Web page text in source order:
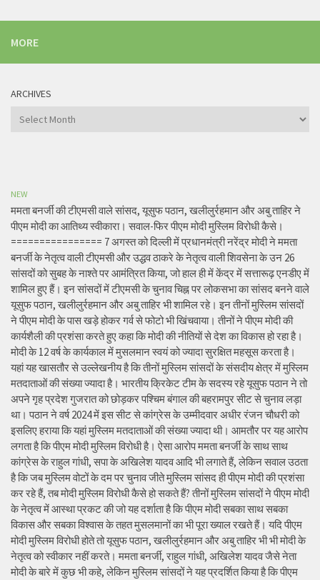
MORE
ARCHIVES
Archives
NEW
ममता बनर्जी की टीएमसी वाले सांसद, यूसुफ पठान, खलीलुर्रहमान और अबु ताहिर ने
पीएम मोदी का आतिथ्य स्वीकारा। सवाल-फिर पीएम मोदी मुस्लिम विरोधी कैसे।
================ 7 अगस्त को दिल्ली में प्रधानमंत्री नरेंद्र मोदी ने ममता
बनर्जी के नेतृत्व वाली टीएमसी और उद्धव ठाकरे के नेतृत्व वाली शिवसेना के उन 26
सांसदों को सुबह के नाश्ते पर आमंत्रित किया, जो हाल ही में केंद्र में सत्तारूढ़ एनडीए में
शामिल हुए हैं। इन सांसदों में टीएमसी के चुनाव चिह्न पर लोकसभा का सांसद बनने वाले
यूसुफ पठान, खलीलुर्रहमान और अबु ताहिर भी शामिल रहे। इन तीनों मुस्लिम सांसदों
ने पीएम मोदी के पास खड़े होकर गर्व से फोटो भी खिंचवाया। तीनों ने पीएम मोदी की
कार्यशैली की प्रशंसा करते हुए कहा कि मोदी की नीतियों से देश का विकास हो रहा है।
मोदी के 12 वर्ष के कार्यकाल में मुसलमान स्वयं को ज्यादा सुरक्षित महसूस करता है।
यहां यह खासतौर से उल्लेखनीय है कि तीनों मुस्लिम सांसदों के संसदीय क्षेत्र में मुस्लिम
मतदाताओं की संख्या ज्यादा है। भारतीय क्रिकेट टीम के सदस्य रहे यूसुफ पठान ने तो
अपने गृह प्रदेश गुजरात को छोड़कर पश्चिम बंगाल की बहरामपुर सीट से चुनाव लड़ा
था। पठान ने वर्ष 2024 में इस सीट से कांग्रेस के उम्मीदवार अधीर रंजन चौधरी को
इसलिए हराया कि यहां मुस्लिम मतदाताओं की संख्या ज्यादा थी। आमतौर पर यह आरोप
लगता है कि पीएम मोदी मुस्लिम विरोधी है। ऐसा आरोप ममता बनर्जी के साथ साथ
कांग्रेस के राहुल गांधी, सपा के अखिलेश यादव आदि भी लगाते हैं, लेकिन सवाल उठता
है कि जब मुस्लिम वोटों के दम पर चुनाव जीते मुस्लिम सांसद ही पीएम मोदी की प्रशंसा
कर रहे हैं, तब मोदी मुस्लिम विरोधी कैसे हो सकते हैं? तीनों मुस्लिम सांसदों ने पीएम मोदी
के नेतृत्व में आस्था प्रकट की जो यह दर्शाता है कि पीएम मोदी सबका साथ सबका
विकास और सबका विश्वास के तहत मुसलमानों का भी पूरा ख्याल रखते हैं। यदि पीएम
मोदी मुस्लिम विरोधी होते तो यूसुफ पठान, खलीलुर्रहमान और अबु ताहिर भी भी मोदी के
नेतृत्व को स्वीकार नहीं करते। ममता बनर्जी, राहुल गांधी, अखिलेश यादव जैसे नेता
मोदी के बारे में कुछ भी कहे, लेकिन मुस्लिम सांसदों ने यह प्रदर्शित किया है कि पीएम